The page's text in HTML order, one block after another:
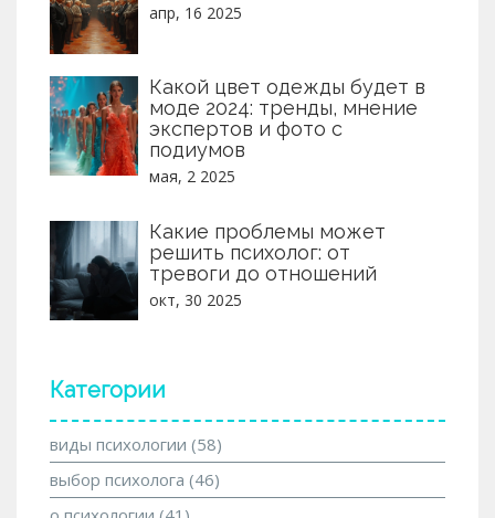
апр, 16 2025
Какой цвет одежды будет в
моде 2024: тренды, мнение
экспертов и фото с
подиумов
мая, 2 2025
Какие проблемы может
решить психолог: от
тревоги до отношений
окт, 30 2025
Категории
виды психологии (58)
выбор психолога (46)